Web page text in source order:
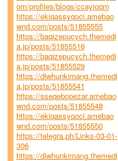
om/profiles/blogs/ccayioqm
https://ekiqassyqoci.amebao
wnd.com/posts/51855555
https://baqizepucych.themedi
a.jp/posts/51855516
https://baqizepucych.themedi
a.jp/posts/51855529
https://diwhunkimang.themedi
a.jp/posts/51855541
https://sseqebopezar.amebao
wnd.com/posts/51855548
https://ekiqassyqoci.amebao
wnd.com/posts/51855550
https://telegra.ph/Links-03-01-
306
https://diwhunkimang.themedi